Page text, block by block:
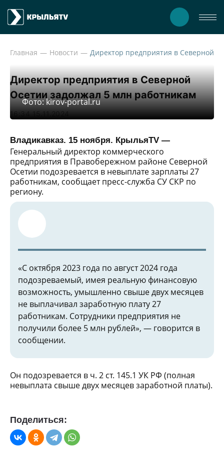
Главная Новости
Директор предприятия в Северной
Осетии задолжал 5 млн работникам
16:34 15.11.2024
Фото: kirov-portal.ru
Владикавказ. 15 ноября. КрыльяTV —
Генеральный директор коммерческого
предприятия в Правобережном районе Северной
Осетии подозревается в невыплате зарплаты 27
работникам, сообщает пресс-служба СУ СКР по
региону.
«С октября 2023 года по август 2024 года
подозреваемый, имея реальную финансовую
возможность, умышленно свыше двух месяцев
не выплачивал заработную плату 27
работникам. Сотрудники предприятия не
получили более 5 млн рублей», — говорится в
сообщении.
Он подозревается в ч. 2 ст. 145.1 УК РФ (полная
невыплата свыше двух месяцев заработной платы).
Поделиться: